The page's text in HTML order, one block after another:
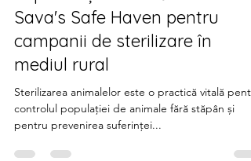
Sava's Safe Haven
Jun 21, 2024
2 min read
Articole informative
Sava's Safe Haven pentru
campanii de sterilizare în
mediul rural